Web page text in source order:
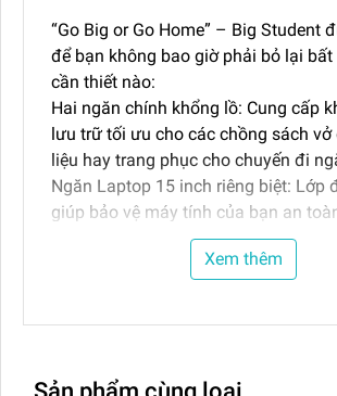
“Go Big or Go Home” – Big Student
để bạn không bao giờ phải bỏ lại bất
cần thiết nào:
Hai ngăn chính khổng lồ: Cung cấp
lưu trữ tối ưu cho các chồng sách vở
liệu hay trang phục cho chuyến đi
Ngăn Laptop 15 inch riêng biệt: Lớp
giúp bảo vệ máy tính của bạn an
khỏi những va chạm bất ngờ.
Hệ thống ngăn phụ đa năng – Sắp
Xem thêm